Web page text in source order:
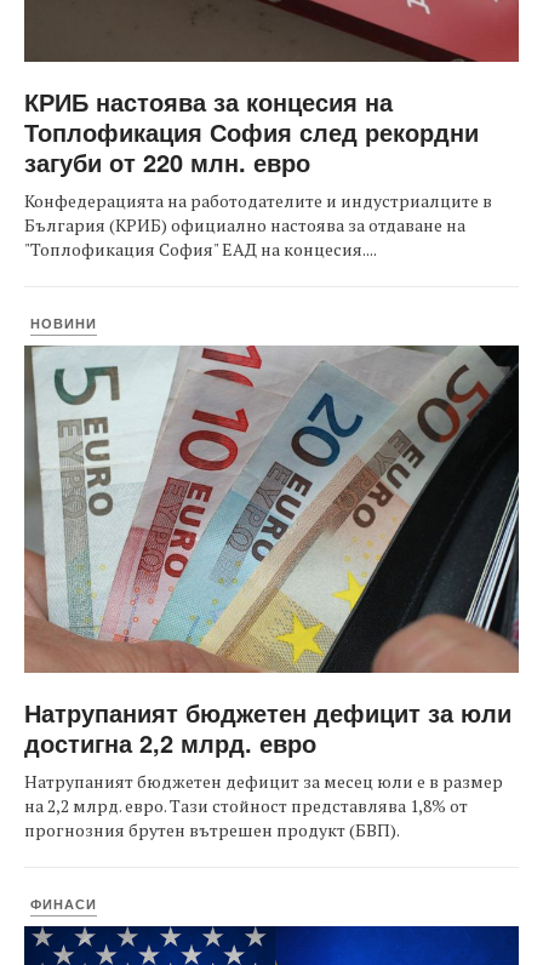
КРИБ настоява за концесия на
Топлофикация София след рекордни
загуби от 220 млн. евро
Конфедерацията на работодателите и индустриалците в
България (КРИБ) официално настоява за отдаване на
"Топлофикация София" ЕАД на концесия....
НОВИНИ
Натрупаният бюджетен дефицит за юли
достигна 2,2 млрд. евро
Натрупаният бюджетен дефицит за месец юли е в размер
на 2,2 млрд. евро. Тази стойност представлява 1,8% от
прогнозния брутен вътрешен продукт (БВП).
ФИНАСИ